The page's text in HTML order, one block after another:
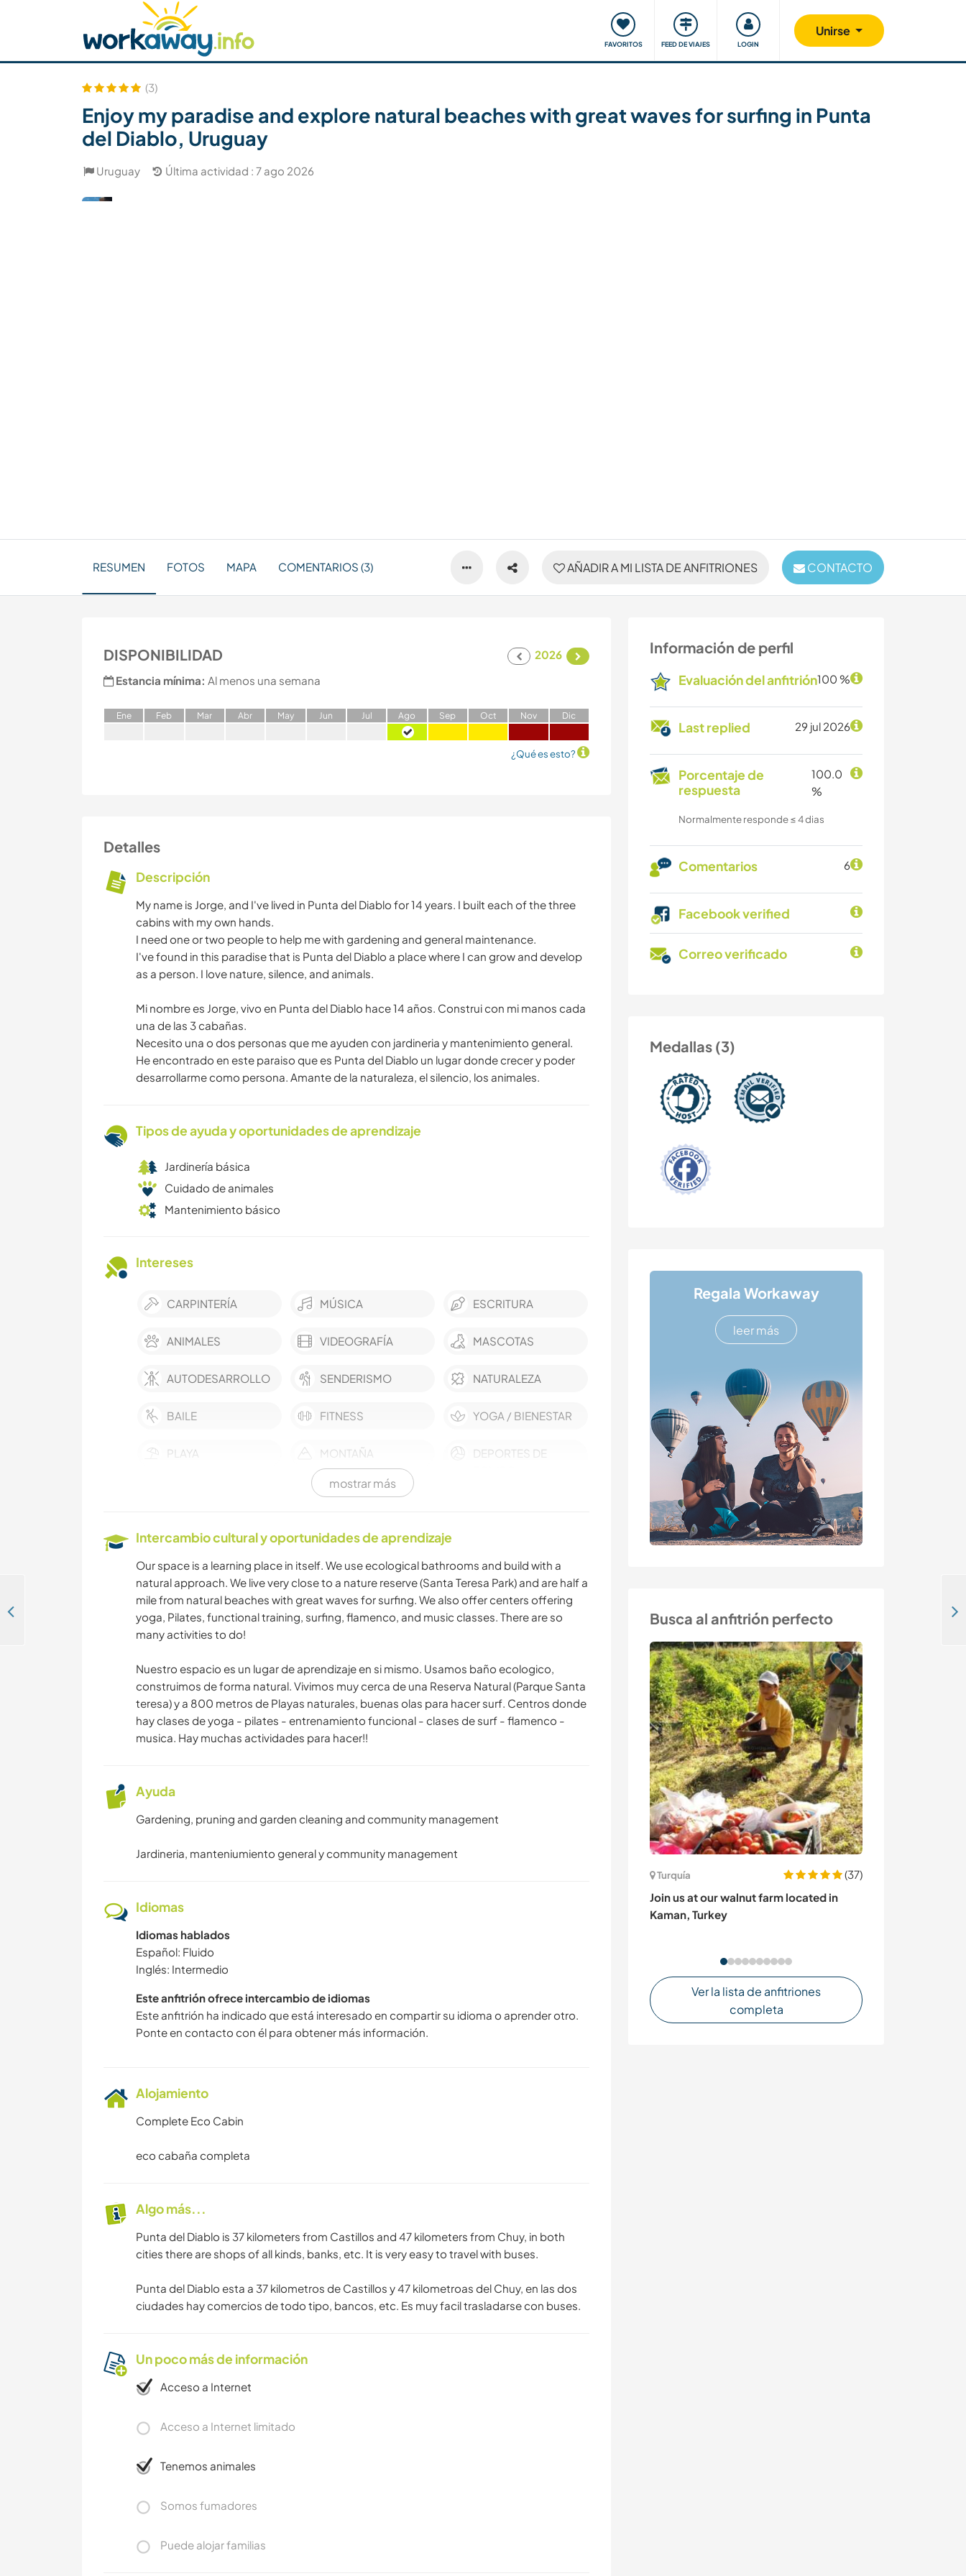
FAVORITOS FEED DE VIAJES LOGIN
Unirse
Buscar anfitrión Busca un compañero Viajar y aprender Comunidad Nos implicamos
Seguridad
(3)
Enjoy my paradise and explore natural beaches with great waves for surfing in Punta
del Diablo, Uruguay
Uruguay Última actividad : 7 ago 2026
AÑADIR A MI LISTA DE ANFITRIONES CONTACTO
RESUMEN FOTOS MAPA COMENTARIOS (3)
Información de perfil
Evaluación del anfitrión100 %
Last replied 29 jul 2026
Porcentaje de
respuesta
100.0
%
Normalmente responde ≤ 4 dias
Comentarios 6
Facebook verified
Correo verificado
Medallas (3)
Regala Workaway
leer más
Busca al anfitrión perfecto
Turquía
(37)
Join us at our walnut farm located in
Kaman, Turkey
Ver la lista de anfitriones
completa
DISPONIBILIDAD
2026
Estancia mínima: Al menos una semana
Ene Feb Mar Abr May Jun Jul Ago Sep Oct Nov Dic
¿Qué es esto?
Detalles
Descripción
My name is Jorge, and I've lived in Punta del Diablo for 14 years. I built each of the three
cabins with my own hands.
I need one or two people to help me with gardening and general maintenance.
I've found in this paradise that is Punta del Diablo a place where I can grow and develop
as a person. I love nature, silence, and animals.
Mi nombre es Jorge, vivo en Punta del Diablo hace 14 años. Construi con mi manos cada
una de las 3 cabañas.
Necesito una o dos personas que me ayuden con jardineria y mantenimiento general.
He encontrado en este paraiso que es Punta del Diablo un lugar donde crecer y poder
desarrollarme como persona. Amante de la naturaleza, el silencio, los animales.
Tipos de ayuda y oportunidades de aprendizaje
Jardinería básica
Cuidado de animales
Mantenimiento básico
Intereses
CARPINTERÍA MÚSICA ESCRITURA
ANIMALES VIDEOGRAFÍA MASCOTAS
AUTODESARROLLO SENDERISMO NATURALEZA
BAILE FITNESS YOGA / BIENESTAR
PLAYA MONTAÑA
DEPORTES DE
mostrar más
Intercambio cultural y oportunidades de aprendizaje
Our space is a learning place in itself. We use ecological bathrooms and build with a
natural approach. We live very close to a nature reserve (Santa Teresa Park) and are half a
mile from natural beaches with great waves for surfing. We also offer centers offering
yoga, Pilates, functional training, surfing, flamenco, and music classes. There are so
many activities to do!
Nuestro espacio es un lugar de aprendizaje en si mismo. Usamos baño ecologico,
construimos de forma natural. Vivimos muy cerca de una Reserva Natural (Parque Santa
teresa) y a 800 metros de Playas naturales, buenas olas para hacer surf. Centros donde
hay clases de yoga - pilates - entrenamiento funcional - clases de surf - flamenco -
musica. Hay muchas actividades para hacer!!
Ayuda
Gardening, pruning and garden cleaning and community management
Jardineria, manteniumiento general y community management
Idiomas
Idiomas hablados
Español: Fluido
Inglés: Intermedio
Este anfitrión ofrece intercambio de idiomas
Este anfitrión ha indicado que está interesado en compartir su idioma o aprender otro.
Ponte en contacto con él para obtener más información.
Alojamiento
Complete Eco Cabin
eco cabaña completa
Algo más...
Punta del Diablo is 37 kilometers from Castillos and 47 kilometers from Chuy, in both
cities there are shops of all kinds, banks, etc. It is very easy to travel with buses.
Punta del Diablo esta a 37 kilometros de Castillos y 47 kilometroas del Chuy, en las dos
ciudades hay comercios de todo tipo, bancos, etc. Es muy facil trasladarse con buses.
Un poco más de información
Acceso a Internet
Acceso a Internet limitado
Tenemos animales
Somos fumadores
Puede alojar familias